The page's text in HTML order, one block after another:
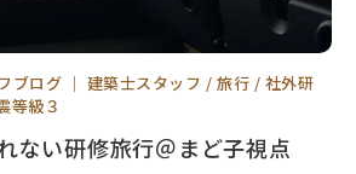
ブログ ｜ 建築士スタッフ 旅行
社外研
等級３
ない研修旅行＠まど子視点